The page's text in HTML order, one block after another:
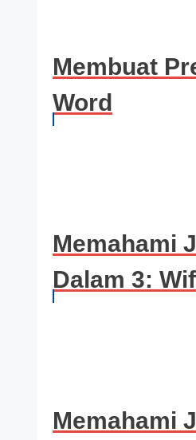
Membuat
Word
Memahami
Dalam 3:
Memahami